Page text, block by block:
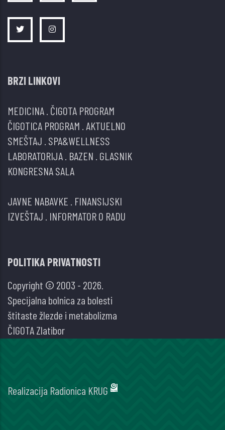
BRZI LINKOVI
MEDICINA ČIGOTA PROGRAM
ČIGOTICA PROGRAM AKTUELNO
SMEŠTAJ SPA&WELLNESS
LABORATORIJA BAZEN GLASNIK
KONGRESNA SALA
JAVNE NABAVKE FINANSIJSKI
IZVEŠTAJ INFORMATOR O RADU
POLITIKA PRIVATNOSTI
Copyright © 2003 - 2026.
Specijalna bolnica za bolesti
štitaste žlezde i metabolizma
ČIGOTA Zlatibor
Realizacija Radionica KRUG